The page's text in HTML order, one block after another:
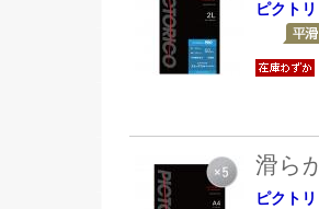
ピクト
滑ら
ピクト